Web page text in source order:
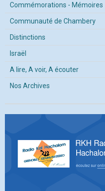
Commémorations - Mémoires
Communauté de Chambery
Distinctions
Israël
A lire, A voir, A écouter
Nos Archives